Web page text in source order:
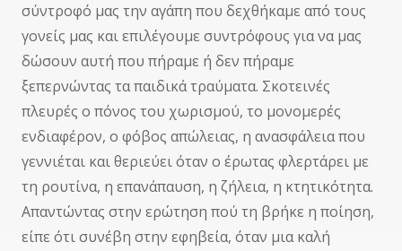
σύντροφό μας την αγάπη που δεχθήκαμε από τους
γονείς μας και επιλέγουμε συντρόφους για να μας
δώσουν αυτή που πήραμε ή δεν πήραμε
ξεπερνώντας τα παιδικά τραύματα. Σκοτεινές
πλευρές ο πόνος του χωρισμού, το μονομερές
ενδιαφέρον, ο φόβος απώλειας, η ανασφάλεια που
γεννιέται και θεριεύει όταν ο έρωτας φλερτάρει με
τη ρουτίνα, η επανάπαυση, η ζήλεια, η κτητικότητα.
Απαντώντας στην ερώτηση πού τη βρήκε η ποίηση,
είπε ότι συνέβη στην εφηβεία, όταν μια καλή